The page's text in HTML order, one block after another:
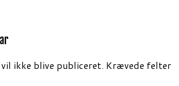
ikke blive publiceret. Krævede felter